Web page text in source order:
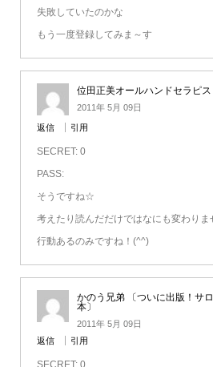
失敗していたのかな
もう一度登録してみま～す
位田正美オールハンドセラピ
2011年 5月 09日
返信 引用
SECRET: 0
PASS:
そうですね☆
考えたり読んだだけではなにも変わりま
行動あるのみですね！(^^)
かのう兄弟 〔ついに出版！サ
本〕
2011年 5月 09日
返信
引用
SECRET: 0